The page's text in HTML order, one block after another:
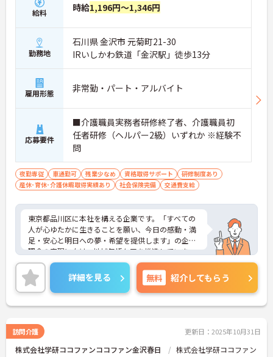
給料 時給1,196円～1,346円
勤務地
石川県 金沢市 元菊町21-30
IRいしかわ鉄道「金沢駅」徒歩13分
雇用形態 非常勤・パート・アルバイト
応募要件
■介護職員実務者研修終了者、介護職員初
任者研修（ヘルパー2級）いずれか ※経験不
問
夜勤専従 車通勤可 残業少なめ 資格取得サポート
研修制度あり
産休･育休･介護休暇取得実績あり
社会保険完備 交通費支給
東京都品川区に本社を構える企業です。「すべての
人が心ゆたかに生きることを願い、今日の感動・満
足・安心と明日への夢・希望を提供します」の企業
理念の実現に向け、地域包括ケアを推進していま
す。
ご興味のある方には、面接対策ポイントなど、さら
に詳細をお話しいたしますのでお気軽にご相談くだ
さい！
詳細を見る 無料 紹介してもらう
訪問介護 更新日：2025年10月31日
株式会社学研ココファンココファン金沢春日 株式会社学研ココファン